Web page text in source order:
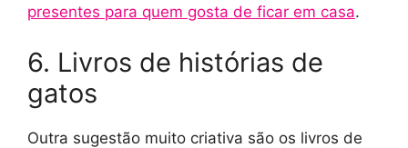
presentes para quem gosta de ficar em casa.
6. Livros de histórias de
gatos
Outra sugestão muito criativa são os livros de